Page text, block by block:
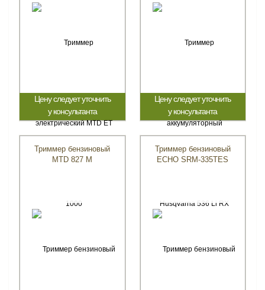
Цену следует уточнить
у консультанта
Цену следует уточнить
у консультанта
Триммер бензиновый
MTD 827 M
Триммер бензиновый
ECHO SRM-335TES